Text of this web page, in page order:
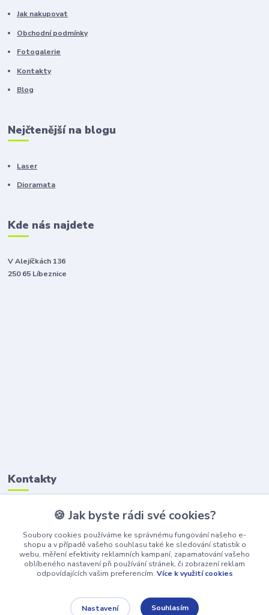
Jak nakupovat
Obchodní podmínky
Fotogalerie
Kontakty
Blog
Nejčtenější na blogu
Laser
Dioramata
Kde nás najdete
V Alejíčkách 136
250 65 Líbeznice
Kontakty
(Po-Pá, 8-16 hod.)
awepe@atelier-wepe.cz
🍪 Jak byste rádi své cookies?
Soubory cookies používáme ke správnému fungování našeho e-
shopu a v případě vašeho souhlasu také ke sledování statistik o
webu, měření efektivity reklamních kampaní, zapamatování vašeho
oblíbeného nastavení při používání stránek, či zobrazení reklam
odpovídajících vašim preferencím. Více k využití cookies
Nastavení Souhlasím